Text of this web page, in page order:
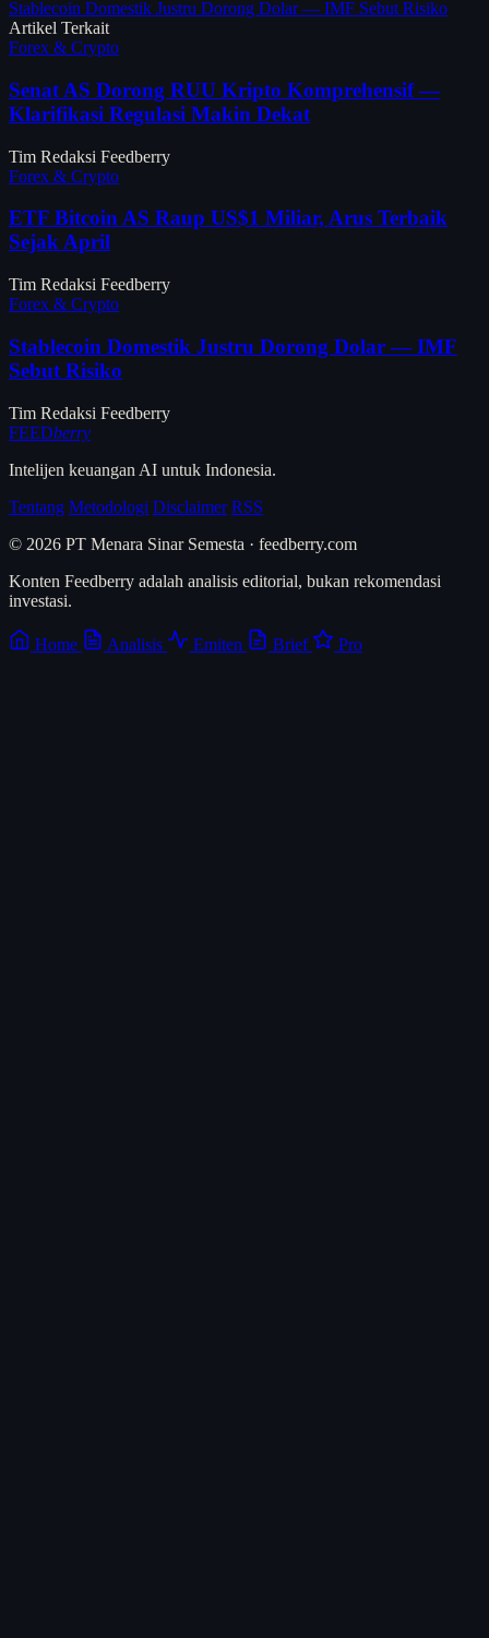
Stablecoin Domestik Justru Dorong Dolar — IMF Sebut Risiko
Artikel Terkait
Forex & Crypto
Senat AS Dorong RUU Kripto Komprehensif —
Klarifikasi Regulasi Makin Dekat
Tim Redaksi Feedberry
Forex & Crypto
ETF Bitcoin AS Raup US$1 Miliar, Arus Terbaik
Sejak April
Tim Redaksi Feedberry
Forex & Crypto
Stablecoin Domestik Justru Dorong Dolar — IMF
Sebut Risiko
Tim Redaksi Feedberry
FEEDberry
Intelijen keuangan AI untuk Indonesia.
Tentang Metodologi Disclaimer RSS
© 2026 PT Menara Sinar Semesta · feedberry.com
Konten Feedberry adalah analisis editorial, bukan rekomendasi
investasi.
Home Analisis Emiten Brief Pro